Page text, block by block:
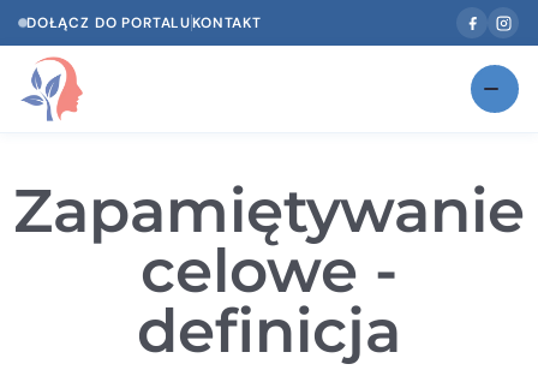
DOŁĄCZ DO PORTALUKONTAKT
GabinetyNOWOŚĆ
Według specjalizacji
Psycholog w Twoim języku
Zapamiętywanie
celowe -
definicja